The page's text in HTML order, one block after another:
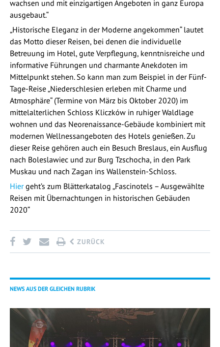
wachsen und mit einzigartigen Angeboten in ganz Europa
ausgebaut.“
„Historische Eleganz in der Moderne angekommen“ lautet
das Motto dieser Reisen, bei denen die individuelle
Betreuung im Hotel, gute Verpflegung, kenntnisreiche und
informative Führungen und charmante Anekdoten im
Mittelpunkt stehen. So kann man zum Beispiel in der Fünf-
Tage-Reise „Niederschlesien erleben mit Charme und
Atmosphäre“ (Termine von März bis Oktober 2020) im
mittelalterlichen Schloss Kliczków in ruhiger Waldlage
wohnen und das Neorenaissance-Gebäude kombiniert mit
modernen Wellnessangeboten des Hotels genießen. Zu
dieser Reise gehören auch ein Besuch Breslaus, ein Ausflug
nach Boleslawiec und zur Burg Tzschocha, in den Park
Muskau und nach Zagan ins Wallenstein-Schloss.
Hiergeht’s zum Blätterkatalog „Fascinotels – Ausgewählte
Reisen mit Übernachtungen in historischen Gebäuden
2020“
ZURÜCK
NEWS AUS DER GLEICHEN RUBRIK